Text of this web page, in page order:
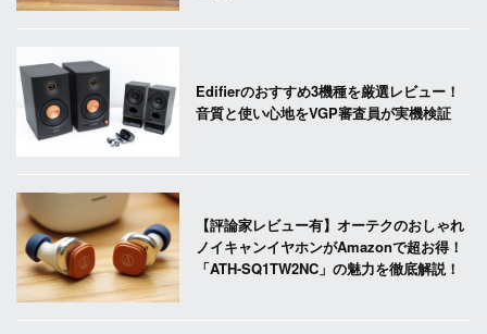
Edifierのおすすめ3機種を厳選レビュー！
音質と使い心地をVGP審査員が実機検証
【評論家レビュー有】オーテクのおしゃれ
ノイキャンイヤホンがAmazonで超お得！
「ATH-SQ1TW2NC」の魅力を徹底解説！